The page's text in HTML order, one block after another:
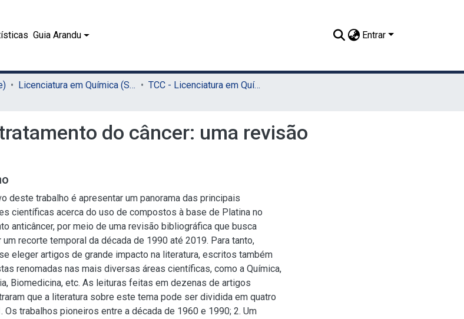
Guia Arandu Entrar
Licenciatura em Química (Sede)
TCC - Licenciatura em Química (Sede)
do câncer: uma revisão
deste trabalho é apresentar um panorama das principais
científicas acerca do uso de compostos à base de Platina no
anticâncer, por meio de uma revisão bibliográfica que busca
um recorte temporal da década de 1990 até 2019. Para tanto,
eleger artigos de grande impacto na literatura, escritos também
renomadas nas mais diversas áreas científicas, como a Química,
Biomedicina, etc. As leituras feitas em dezenas de artigos
que a literatura sobre este tema pode ser dividida em quatro
Os trabalhos pioneiros entre a década de 1960 e 1990; 2. Um